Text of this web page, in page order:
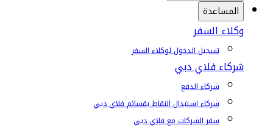
المساعدة
وكلاء السفر
تسجيل الدخول لوكلاء السفر
شركاء فلاي دبي
شركاء الدفع
شركاء استبدال النقاط بقسائم فلاي دبي
سفر الشركات مع فلاي دبي